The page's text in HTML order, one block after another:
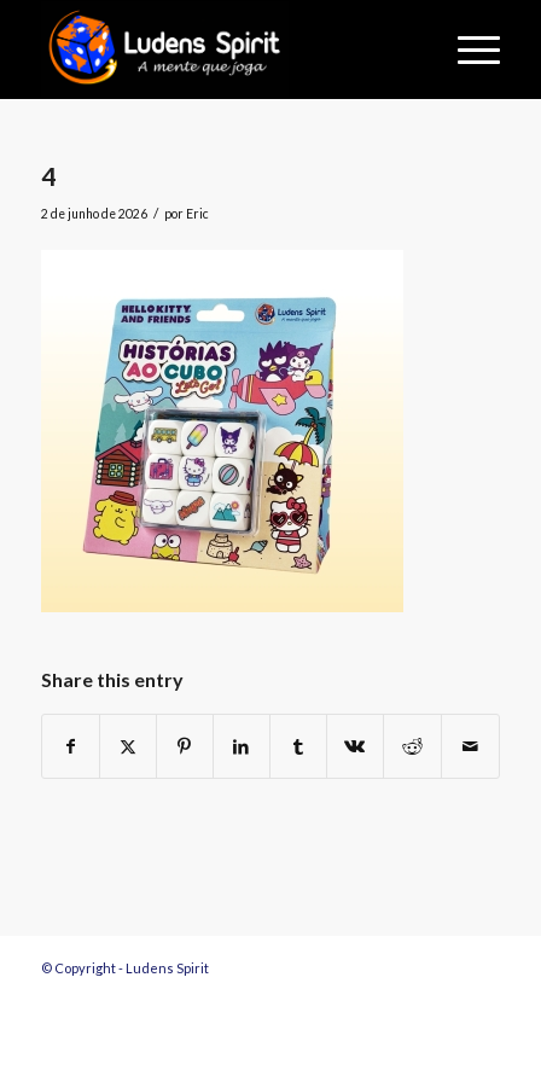
4
2 de junho de 2026 / por Eric
Share this entry
© Copyright - Ludens Spirit